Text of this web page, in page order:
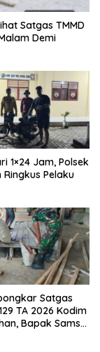
Satgas TMMD
Demi
1×24 Jam, Polsek
Ringkus Pelaku
Satgas
TA 2026 Kodim
Bapak Samsul